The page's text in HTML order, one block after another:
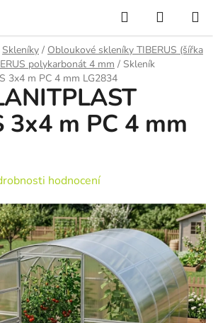
Hledat
KOŠÍK
Skleníky / Obloukové skleníky TIBERUS (šířka
polykarbonát 4 mm / Skleník
3x4 m PC 4 mm LG2834
3x4 m PC 4 mm
hodnocení